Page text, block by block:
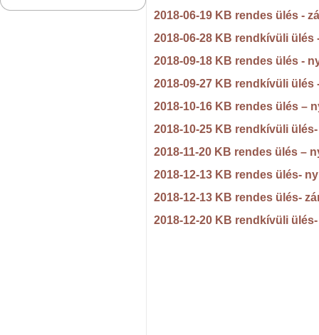
2018-06-19 KB rendes ülés -
2018-06-28 KB rendkívüli
2018-09-18 KB rendes ülés -
2018-09-27 KB rendkívüli
2018-10-16 KB rendes ülés –
2018-10-25 KB rendkívüli
2018-11-20 KB rendes ülés –
2018-12-13 KB rendes ülés-
2018-12-13 KB rendes ülés-
2018-12-20 KB rendkívüli